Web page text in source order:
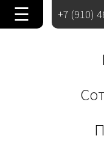
☰ +7 (910)